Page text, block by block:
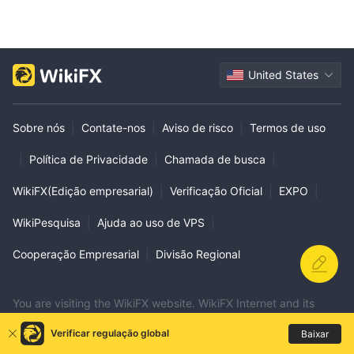
United States
Sobre nós Contate-nos Aviso de risco Termos de uso
Política de Privacidade Chamada de busca
WikiFX(Edição empresarial) Verificação Oficial EXPO
WikiPesquisa Ajuda ao uso de VPS
Cooperação Empresarial Divisão Regional
You are visiting the WikiFX website. WikiFX Internet and its
mobile products are an enterprise information searching tool for
global users. When using WikiFX products, users should
Verificar regulação global Baixar